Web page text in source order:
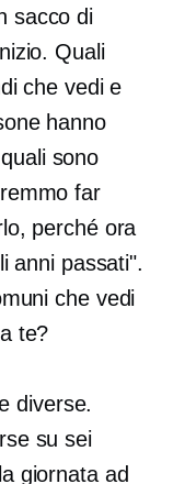
sacco di
Quali
che vedi e
hanno
sono
far
perché ora
anni passati".
che vedi
te?
diverse.
su sei
giornata ad